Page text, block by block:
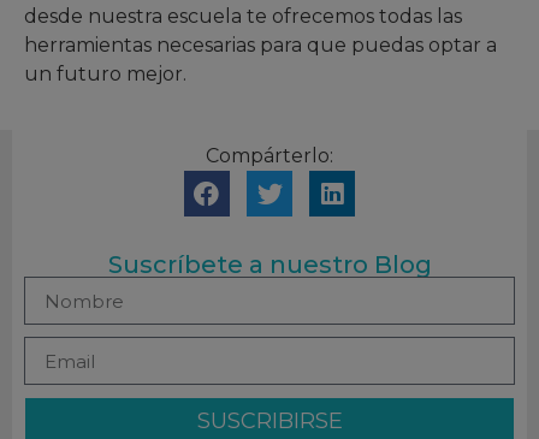
desde nuestra escuela te ofrecemos todas las
herramientas necesarias para que puedas optar a
un futuro mejor.
Compárterlo:
Suscríbete a nuestro Blog
SUSCRIBIRSE